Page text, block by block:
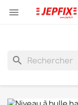

search